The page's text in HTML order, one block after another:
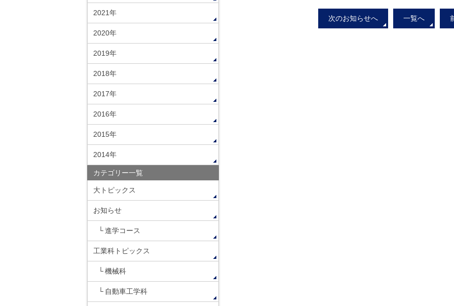
次のお知らせへ 一覧へ
2021年
2020年
2019年
2018年
2017年
2016年
2015年
2014年
カテゴリー一覧
大トピックス
お知らせ
進学コース
工業科トピックス
機械科
自動車工学科